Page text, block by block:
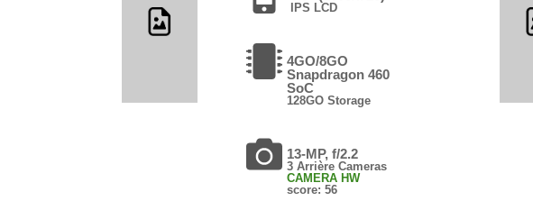
IPS LCD
4GO/8GO
Snapdragon 460
SoC
128GO Storage
13-MP, f/2.2
3 Arrière Cameras
CAMERA HW
score: 56